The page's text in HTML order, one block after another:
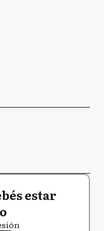
estar